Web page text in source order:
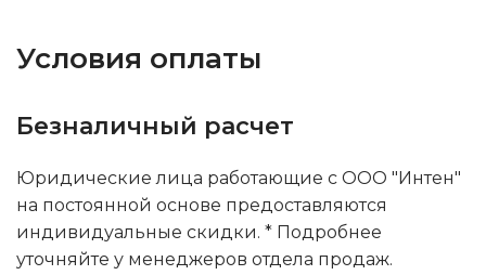
Условия оплаты
Безналичный расчет
Юридические лица работающие с ООО "Интен"
на постоянной основе предоставляются
индивидуальные скидки. * Подробнее
уточняйте у менеджеров отдела продаж.